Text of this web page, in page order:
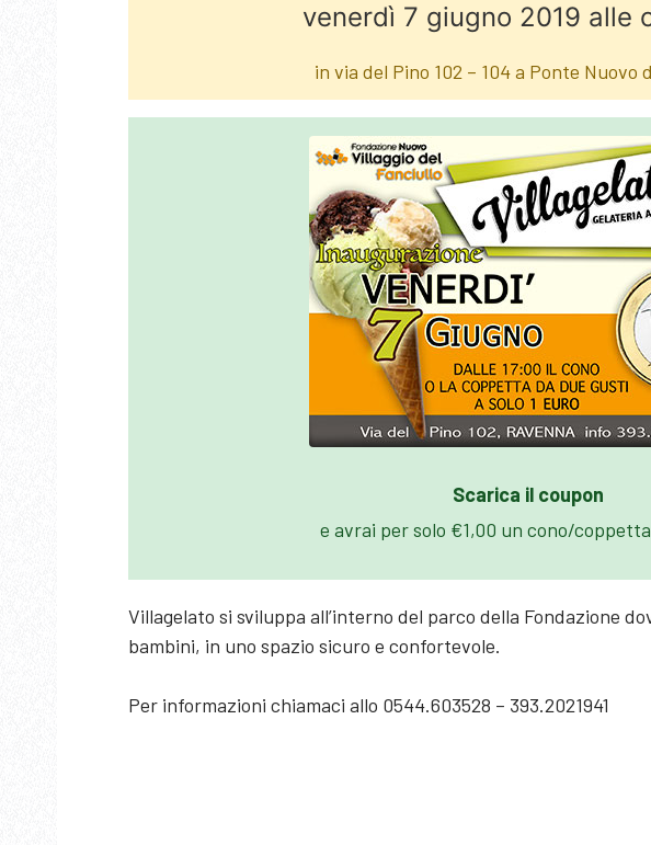
venerdì 7 giugno 2019 alle
in via del Pino 102 – 104 a Ponte Nuovo
Scarica il coupon
e avrai per solo €1,00 un cono/
Villagelato si sviluppa all’interno del parco della Fondazione
bambini, in uno spazio sicuro e confortevole.
Per informazioni chiamaci allo 0544.603528 – 393.2021941